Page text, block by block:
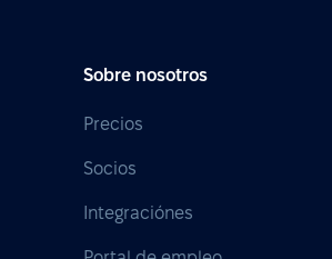
Sobre nosotros
Precios
Socios
Integraciónes